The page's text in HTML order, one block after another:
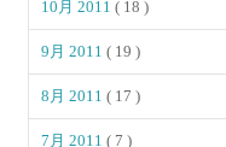
10月 2011( 18 )
9月 2011( 19 )
8月 2011( 17 )
7月 2011( 7 )